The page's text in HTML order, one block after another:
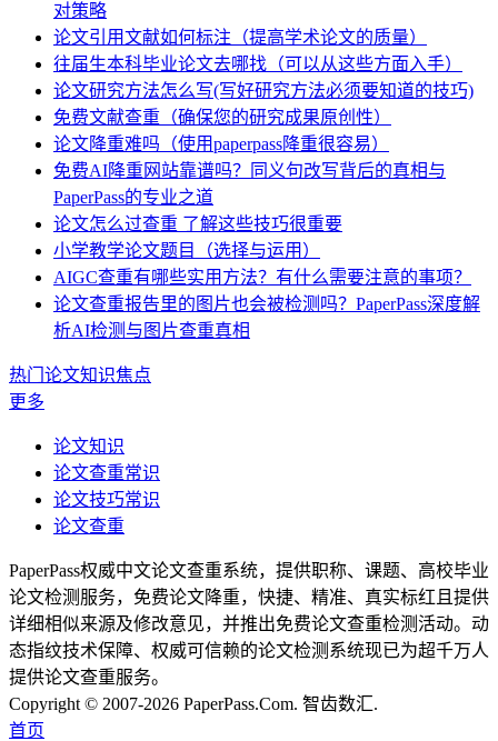
对策略
论文引用文献如何标注（提高学术论文的质量）
往届生本科毕业论文去哪找（可以从这些方面入手）
论文研究方法怎么写(写好研究方法必须要知道的技巧)
免费文献查重（确保您的研究成果原创性）
论文降重难吗（使用paperpass降重很容易）
免费AI降重网站靠谱吗？同义句改写背后的真相与
PaperPass的专业之道
论文怎么过查重 了解这些技巧很重要
小学教学论文题目（选择与运用）
AIGC查重有哪些实用方法？有什么需要注意的事项？
论文查重报告里的图片也会被检测吗？PaperPass深度解
析AI检测与图片查重真相
热门论文知识焦点
更多
论文知识
论文查重常识
论文技巧常识
论文查重
PaperPass权威中文论文查重系统，提供职称、课题、高校毕业
论文检测服务，免费论文降重，快捷、精准、真实标红且提供
详细相似来源及修改意见，并推出免费论文查重检测活动。动
态指纹技术保障、权威可信赖的论文检测系统现已为超千万人
提供论文查重服务。
Copyright © 2007-2026 PaperPass.Com. 智齿数汇.
首页